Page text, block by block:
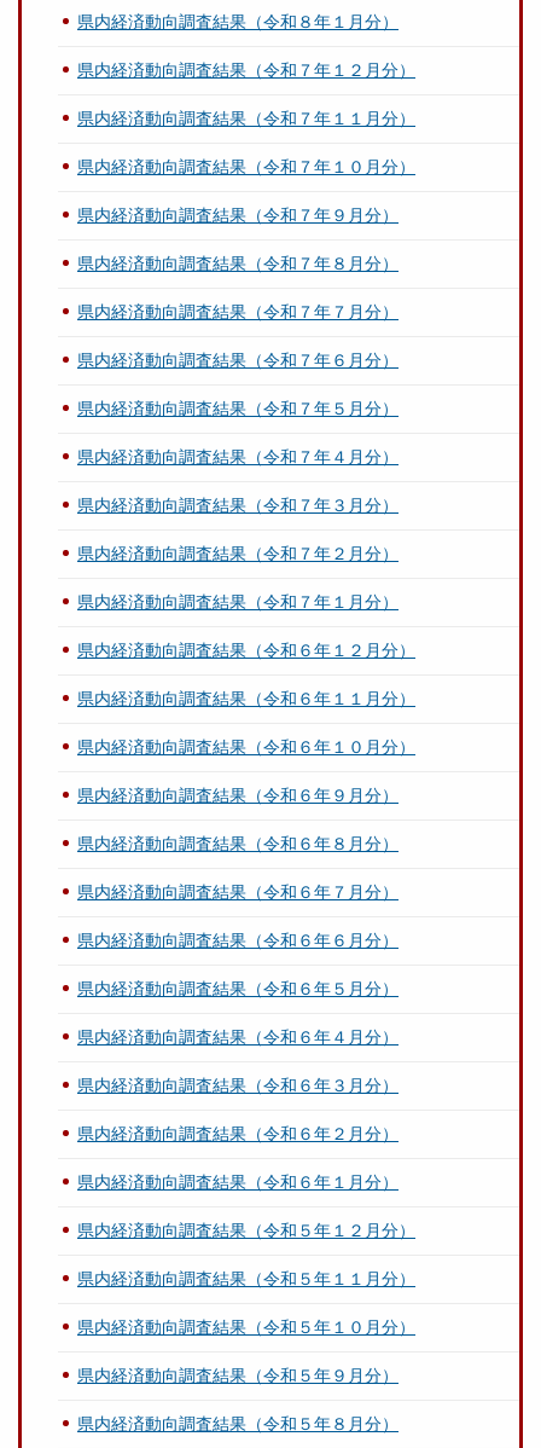
県内経済動向調査結果（令和８年１月分）
県内経済動向調査結果（令和７年１２月分）
県内経済動向調査結果（令和７年１１月分）
県内経済動向調査結果（令和７年１０月分）
県内経済動向調査結果（令和７年９月分）
県内経済動向調査結果（令和７年８月分）
県内経済動向調査結果（令和７年７月分）
県内経済動向調査結果（令和７年６月分）
県内経済動向調査結果（令和７年５月分）
県内経済動向調査結果（令和７年４月分）
県内経済動向調査結果（令和７年３月分）
県内経済動向調査結果（令和７年２月分）
県内経済動向調査結果（令和７年１月分）
県内経済動向調査結果（令和６年１２月分）
県内経済動向調査結果（令和６年１１月分）
県内経済動向調査結果（令和６年１０月分）
県内経済動向調査結果（令和６年９月分）
県内経済動向調査結果（令和６年８月分）
県内経済動向調査結果（令和６年７月分）
県内経済動向調査結果（令和６年６月分）
県内経済動向調査結果（令和６年５月分）
県内経済動向調査結果（令和６年４月分）
県内経済動向調査結果（令和６年３月分）
県内経済動向調査結果（令和６年２月分）
県内経済動向調査結果（令和６年１月分）
県内経済動向調査結果（令和５年１２月分）
県内経済動向調査結果（令和５年１１月分）
県内経済動向調査結果（令和５年１０月分）
県内経済動向調査結果（令和５年９月分）
県内経済動向調査結果（令和５年８月分）